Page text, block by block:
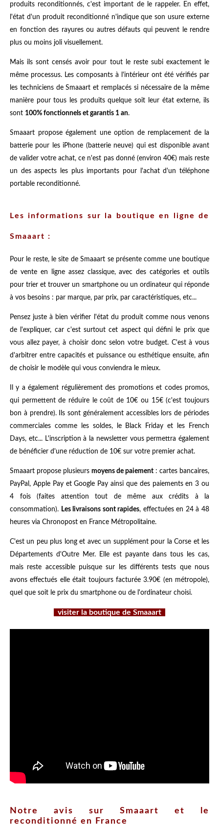
produits reconditionnés, c'est important de le rappeler. En effet,
l'état d'un produit reconditionné n'indique que son usure externe
en fonction des rayures ou autres défauts qui peuvent le rendre
plus ou moins joli visuellement.
Mais ils sont censés avoir pour tout le reste subi exactement le
même processus. Les composants à l'intérieur ont été vérifiés par
les techniciens de Smaaart et remplacés si nécessaire de la même
manière pour tous les produits quelque soit leur état externe, ils
sont 100% fonctionnels et garantis 1 an.
Smaaart propose également une option de remplacement de la
batterie pour les iPhone (batterie neuve) qui est disponible avant
de valider votre achat, ce n'est pas donné (environ 40€) mais reste
un des aspects les plus importants pour l'achat d'un téléphone
portable reconditionné.
Les informations sur la boutique en ligne de
Smaaart :
Pour le reste, le site de Smaaart se présente comme une boutique
de vente en ligne assez classique, avec des catégories et outils
pour trier et trouver un smartphone ou un ordinateur qui réponde
à vos besoins : par marque, par prix, par caractéristiques, etc...
Pensez juste à bien vérifier l'état du produit comme nous venons
de l'expliquer, car c'est surtout cet aspect qui défini le prix que
vous allez payer, à choisir donc selon votre budget. C'est à vous
d'arbitrer entre capacités et puissance ou esthétique ensuite, afin
de choisir le modèle qui vous conviendra le mieux.
Il y a également régulièrement des promotions et codes promos,
qui permettent de réduire le coût de 10€ ou 15€ (c'est toujours
bon à prendre). Ils sont généralement accessibles lors de périodes
commerciales comme les soldes, le Black Friday et les French
Days, etc... L'inscription à la newsletter vous permettra également
de bénéficier d'une réduction de 10€ sur votre premier achat.
Smaaart propose plusieurs moyens de paiement : cartes bancaires,
PayPal, Apple Pay et Google Pay ainsi que des paiements en 3 ou
4 fois (faites attention tout de même aux crédits à la
consommation). Les livraisons sont rapides, effectuées en 24 à 48
heures via Chronopost en France Métropolitaine.
C'est un peu plus long et avec un supplément pour la Corse et les
Départements d'Outre Mer. Elle est payante dans tous les cas,
mais reste accessible puisque sur les différents tests que nous
avons effectués elle était toujours facturée 3.90€ (en métropole),
quel que soit le prix du smartphone ou de l'ordinateur choisi.
visiter la boutique de Smaaart
Notre avis sur Smaaart et le
reconditionné en France